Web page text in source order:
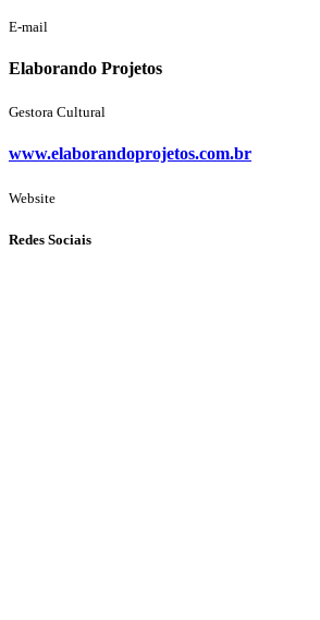
E-mail
Elaborando Projetos
Gestora Cultural
www.elaborandoprojetos.com.br
Website
Redes Sociais